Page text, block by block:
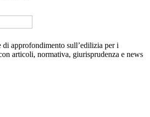
approfondimento sull’edilizia per i
articoli, normativa, giurisprudenza e news